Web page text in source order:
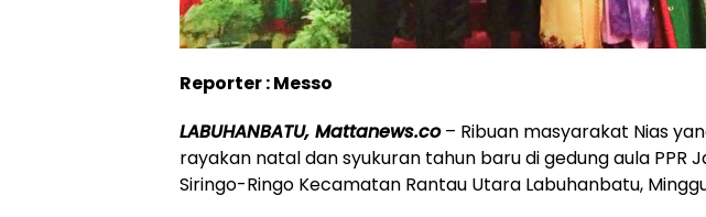
Reporter : Messo
LABUHANBATU, Mattanews.co– Ribuan masyarakat Nias
rayakan natal dan syukuran tahun baru di gedung aula PPR
Siringo-Ringo Kecamatan Rantau Utara Labuhanbatu,